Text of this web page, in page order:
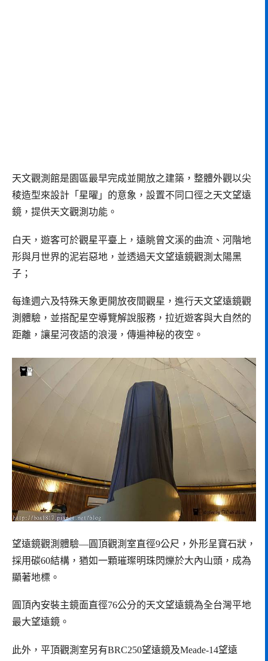
天文觀測館是園區最早完成並開放之建築，整體外觀以尖
稜造型來設計「星曜」的意象，設置不同口徑之天文望遠
鏡，提供天文觀測功能。
白天，遊客可於觀星平臺上，遠眺曾文溪的曲流、河階地
形與月世界的泥岩惡地，並透過天文望遠鏡觀測太陽黑
子；
每逢週六及特殊天象更開放夜間觀星，進行天文望遠鏡觀
測體驗，並搭配星空導覽解說服務，拉近遊客與大自然的
距離，讓星河夜語的浪漫，傳遍神秘的夜空。
望遠鏡觀測體驗—圓頂觀測室直徑9公尺，外形呈寶石狀，
採用碳60結構，猶如一顆璀璨明珠閃爍於大內山頭，成為
顯著地標。
圓頂內安裝主鏡面直徑76公分的天文望遠鏡為全台灣平地
最大望遠鏡。
此外，平頂觀測室另有BRC250望遠鏡及Meade-14望遠